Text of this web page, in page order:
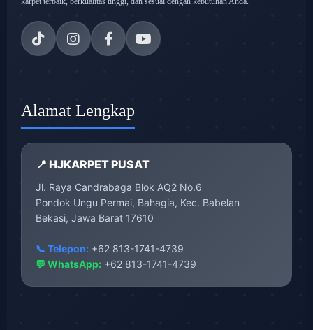
Alamat Lengkap
📍 HJKARPET PUSAT
Jl. Raya Candrabaga Blok AQ2 No.6
Pondok Ungu Permai, Bahagia, Kec. Babelan
Bekasi, Jawa Barat 17610
📞 Telepon: +62 813-1741-4739
💬 WhatsApp: +62 813-1741-4739